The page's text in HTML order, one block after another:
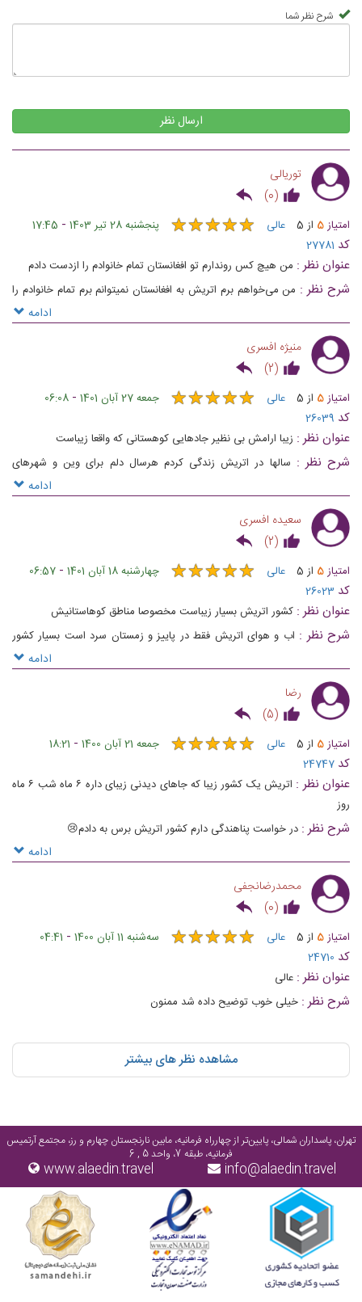
شرح نظر شما
ارسال نظر
توریالی
(
0
)
امتیاز5 از 5 عالی ★★★★★
★★★★★ پنجشنبه 28 تیر 1403 -
17:45
کد 27781
عنوان نظر : من هیچ کس روندارم تو افغانستان تمام خانوادم را ازدست دادم
شرح نظر : من می‌خواهم برم اتریش به افغانستان نمیتوانم برم تمام خانوادم را
ادامه
منیژه افسری
(
2
)
امتیاز5 از 5 عالی ★★★★★
★★★★★ جمعه 27 آبان 1401 -
06:08
کد 26039
عنوان نظر : زیبا ارامش بی نظیر جادهایی کوهستانی که واقعا زیباست
شرح نظر : سالها در اتریش زندگی کردم هرسال دلم برای وین و شهرهای
کوهستانی تنگ میشود امیدوارم بتوانم برای همیشه اونجا زندگی کنم خانه بخرم
ادامه
سعیده افسری
(
2
)
امتیاز5 از 5 عالی ★★★★★
★★★★★ چهارشنبه 18 آبان 1401 -
06:57
کد 26023
عنوان نظر : کشور اتریش بسیار زیباست مخصوصا مناطق کوهاستانیش
شرح نظر : اب و هوای اتریش فقط در پاییز و زمستان سرد است بسیار کشور
زیبایی میاشد تابستانهای عالی بهار بسیار زیبا پراز شکوفه دارای ابگرم طبیعی
همین که بگم کشور کوچ و بی نظیریست
ادامه
رضا
(
5
)
امتیاز5 از 5 عالی ★★★★★
★★★★★ جمعه 21 آبان 1400 -
18:21
کد 24747
عنوان نظر :
اتریش یک کشور زیبا که جاهای دیدنی زیبای داره ۶ ماه شب ۶ ماه
روز
شرح نظر : در خواست پناهندگی دارم کشور اتریش برس به دادم😢
ادامه
محمدرضانجفی
(
0
)
امتیاز5 از 5 عالی ★★★★★
★★★★★ ﺳﻪشنبه 11 آبان 1400 -
04:41
کد 24710
عنوان نظر : عالی
شرح نظر : خیلی خوب توضیح داده شد ممنون
مشاهده نظر های بیشتر
تهران، پاسداران شمالی، پایین‌تر از چهارراه فرمانیه، مابین نارنجستان چهارم و رز، مجتمع آرتمیس
فرمانیه، طبقه 7، واحد 5 , 6
info@alaedin.travel
www.alaedin.travel